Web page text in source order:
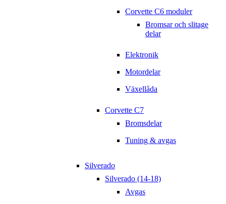
Corvette C6 moduler
Bromsar och slitage
delar
Elektronik
Motordelar
Växellåda
Corvette C7
Bromsdelar
Tuning & avgas
Silverado
Silverado (14-18)
Avgas